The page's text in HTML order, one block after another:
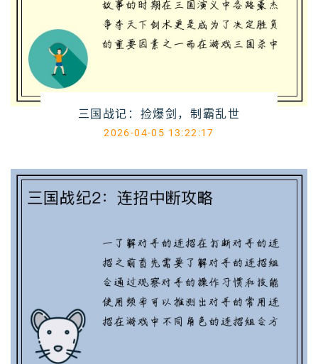
三国战记：捡爆剑，制霸乱世
2026-04-05 13:22:17